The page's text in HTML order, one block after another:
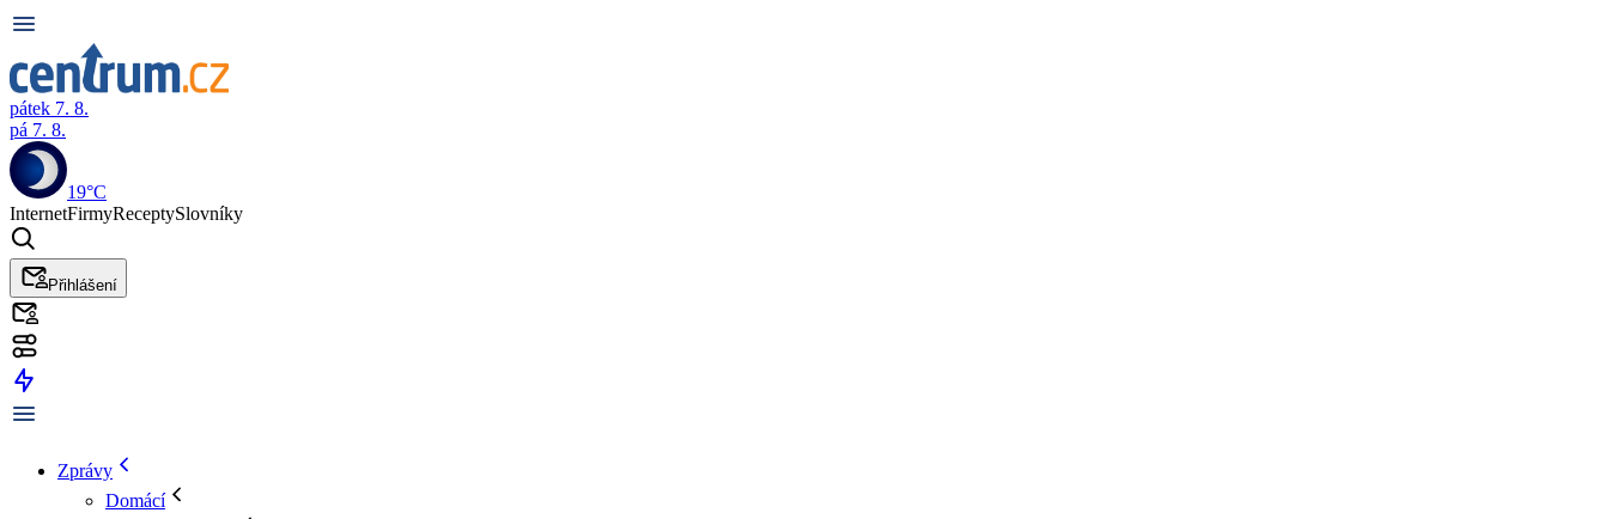
pátek 7. 8.
pá 7. 8.
19°C
InternetFirmyReceptySlovníky
Přihlášení
Zprávy
Domácí